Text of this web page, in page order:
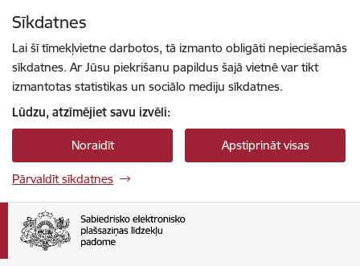
Sīkdatnes
Lai šī tīmekļvietne darbotos, tā izmanto obligāti nepieciešamās
sīkdatnes. Ar Jūsu piekrišanu papildus šajā vietnē var tikt
izmantotas statistikas un sociālo mediju sīkdatnes.
Lūdzu, atzīmējiet savu izvēli:
Noraidīt Apstiprināt visas
Pārvaldīt sīkdatnes